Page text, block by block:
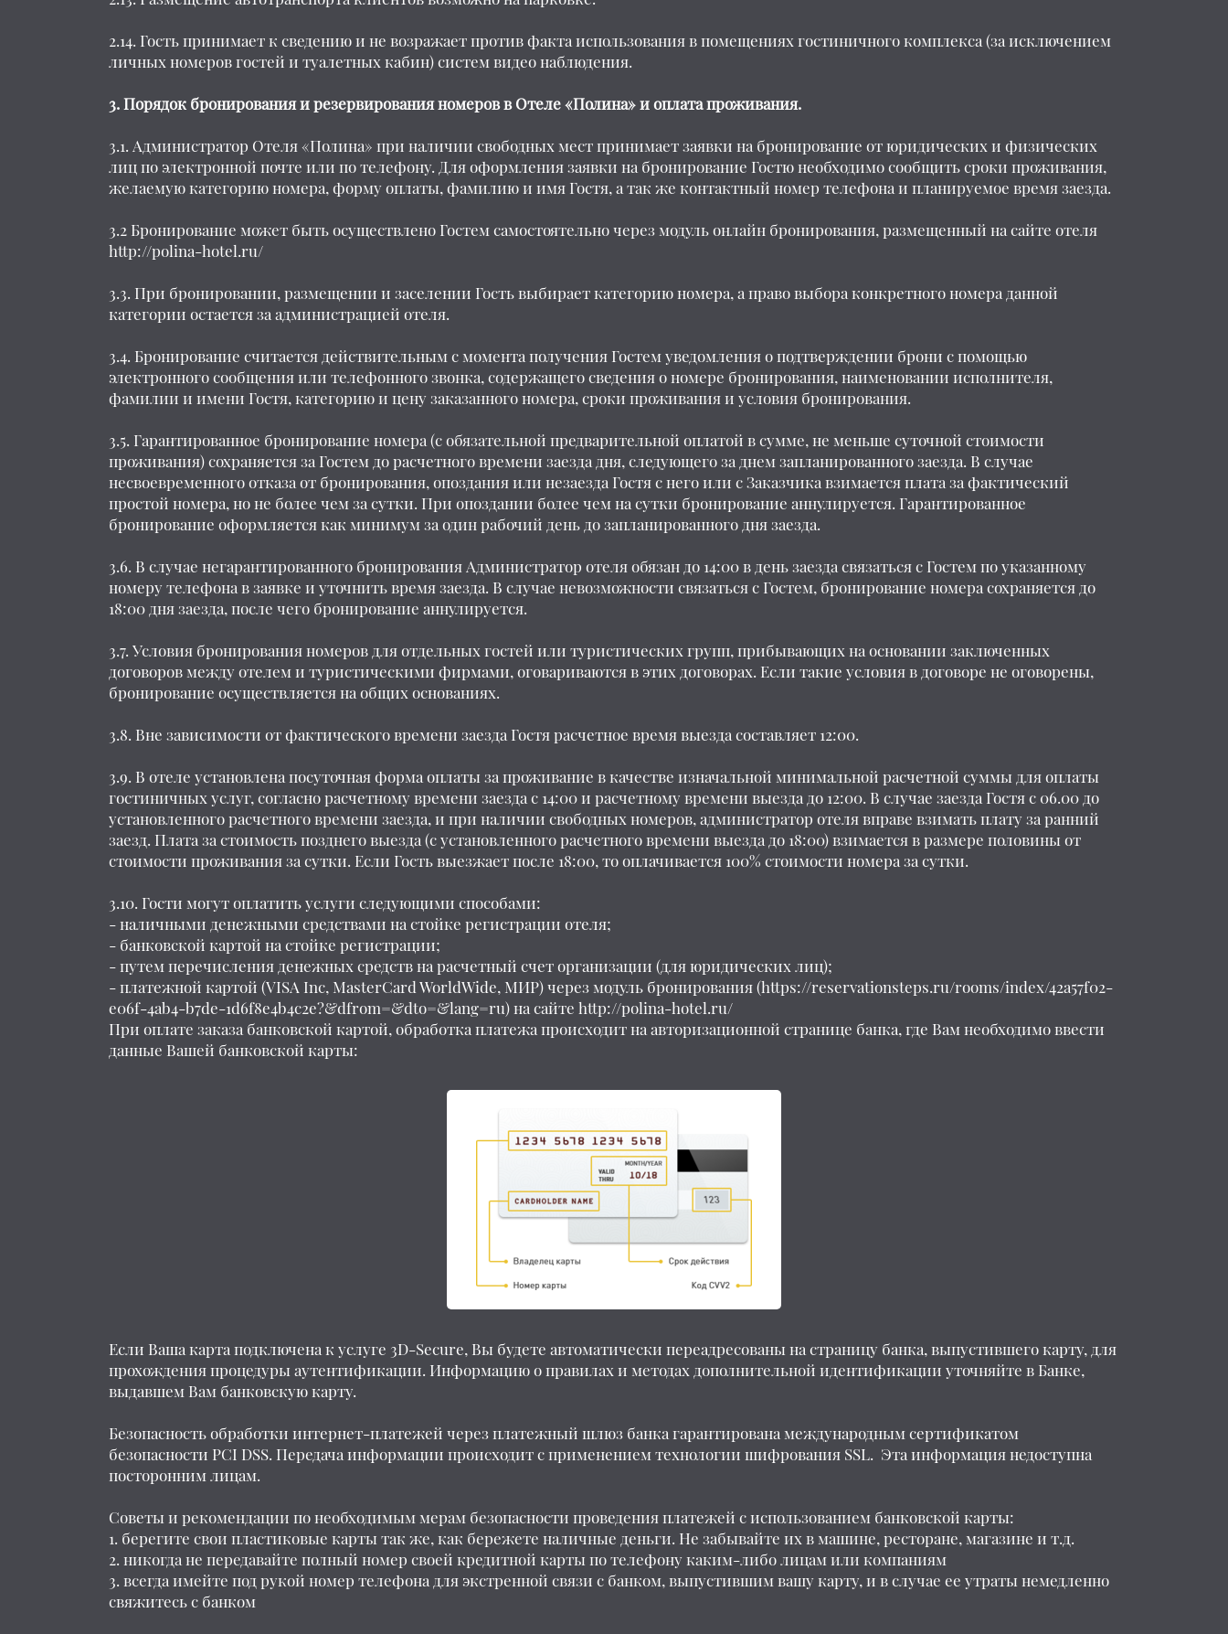
2.14. Гость принимает к сведению и не возражает против факта использования в помещениях гостиничного комплекса (за исключением
личных номеров гостей и туалетных кабин) систем видео наблюдения.
3. Порядок бронирования и резервирования номеров в Отеле «Полина» и оплата проживания.
3.1. Администратор Отеля «Полина» при наличии свободных мест принимает заявки на бронирование от юридических и физических
лиц по электронной почте или по телефону. Для оформления заявки на бронирование Гостю необходимо сообщить сроки проживания,
желаемую категорию номера, форму оплаты, фамилию и имя Гостя, а так же контактный номер телефона и планируемое время заезда.
3.2 Бронирование может быть осуществлено Гостем самостоятельно через модуль онлайн бронирования, размещенный на сайте отеля
http://polina-hotel.ru/
3.3. При бронировании, размещении и заселении Гость выбирает категорию номера, а право выбора конкретного номера данной
категории остается за администрацией отеля.
3.4. Бронирование считается действительным с момента получения Гостем уведомления о подтверждении брони с помощью
электронного сообщения или телефонного звонка, содержащего сведения о номере бронирования, наименовании исполнителя,
фамилии и имени Гостя, категорию и цену заказанного номера, сроки проживания и условия бронирования.
3.5. Гарантированное бронирование номера (с обязательной предварительной оплатой в сумме, не меньше суточной стоимости
проживания) сохраняется за Гостем до расчетного времени заезда дня, следующего за днем запланированного заезда. В случае
несвоевременного отказа от бронирования, опоздания или незаезда Гостя с него или с Заказчика взимается плата за фактический
простой номера, но не более чем за сутки. При опоздании более чем на сутки бронирование аннулируется. Гарантированное
бронирование оформляется как минимум за один рабочий день до запланированного дня заезда.
3.6. В случае негарантированного бронирования Администратор отеля обязан до 14:00 в день заезда связаться с Гостем по указанному
номеру телефона в заявке и уточнить время заезда. В случае невозможности связаться с Гостем, бронирование номера сохраняется до
18:00 дня заезда, после чего бронирование аннулируется.
3.7. Условия бронирования номеров для отдельных гостей или туристических групп, прибывающих на основании заключенных
договоров между отелем и туристическими фирмами, оговариваются в этих договорах. Если такие условия в договоре не оговорены,
бронирование осуществляется на общих основаниях.
3.8. Вне зависимости от фактического времени заезда Гостя расчетное время выезда составляет 12:00.
3.9. В отеле установлена посуточная форма оплаты за проживание в качестве изначальной минимальной расчетной суммы для оплаты
гостиничных услуг, согласно расчетному времени заезда с 14:00 и расчетному времени выезда до 12:00. В случае заезда Гостя с 06.00 до
установленного расчетного времени заезда, и при наличии свободных номеров, администратор отеля вправе взимать плату за ранний
заезд. Плата за стоимость позднего выезда (с установленного расчетного времени выезда до 18:00) взимается в размере половины от
стоимости проживания за сутки. Если Гость выезжает после 18:00, то оплачивается 100% стоимости номера за сутки.
3.10. Гости могут оплатить услуги следующими способами:
- наличными денежными средствами на стойке регистрации отеля;
- банковской картой на стойке регистрации;
- путем перечисления денежных средств на расчетный счет организации (для юридических лиц);
- платежной картой (VISA Inc, MasterCard WorldWide, МИР) через модуль бронирования (https://reservationsteps.ru/rooms/index/42a57f02-
e06f-4ab4-b7de-1d6f8e4b4c2e?&dfrom=&dto=&lang=ru) на сайте http://polina-hotel.ru/
При оплате заказа банковской картой, обработка платежа происходит на авторизационной странице банка, где Вам необходимо ввести
данные Вашей банковской карты:
Если Ваша карта подключена к услуге 3D-Secure, Вы будете автоматически переадресованы на страницу банка, выпустившего карту, для
прохождения процедуры аутентификации. Информацию о правилах и методах дополнительной идентификации уточняйте в Банке,
выдавшем Вам банковскую карту.
Безопасность обработки интернет-платежей через платежный шлюз банка гарантирована международным сертификатом
безопасности PCI DSS. Передача информации происходит с применением технологии шифрования SSL. Эта информация недоступна
посторонним лицам.
Советы и рекомендации по необходимым мерам безопасности проведения платежей с использованием банковской карты:
берегите свои пластиковые карты так же, как бережете наличные деньги. Не забывайте их в машине, ресторане, магазине и т.д.
никогда не передавайте полный номер своей кредитной карты по телефону каким-либо лицам или компаниям
всегда имейте под рукой номер телефона для экстренной связи с банком, выпустившим вашу карту, и в случае ее утраты немедленно
свяжитесь с банком